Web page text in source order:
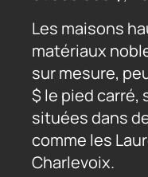
Les maisons
matériaux
sur mesure,
$ le pied
situées dans
comme les
Charlevoix.